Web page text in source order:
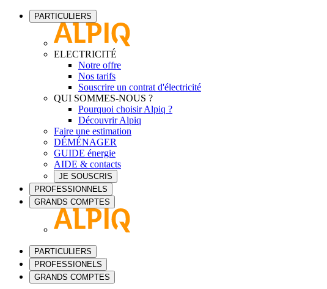
PARTICULIERS
ELECTRICITÉ
Notre offre
Nos tarifs
Souscrire un contrat d'électricité
QUI SOMMES-NOUS ?
Pourquoi choisir Alpiq ?
Découvrir Alpiq
Faire une estimation
DÉMÉNAGER
GUIDE énergie
AIDE & contacts
JE SOUSCRIS
PROFESSIONNELS
GRANDS COMPTES
PARTICULIERS
PROFESSIONELS
GRANDS COMPTES